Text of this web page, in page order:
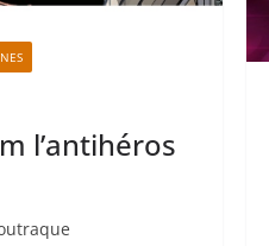
l’antihéros